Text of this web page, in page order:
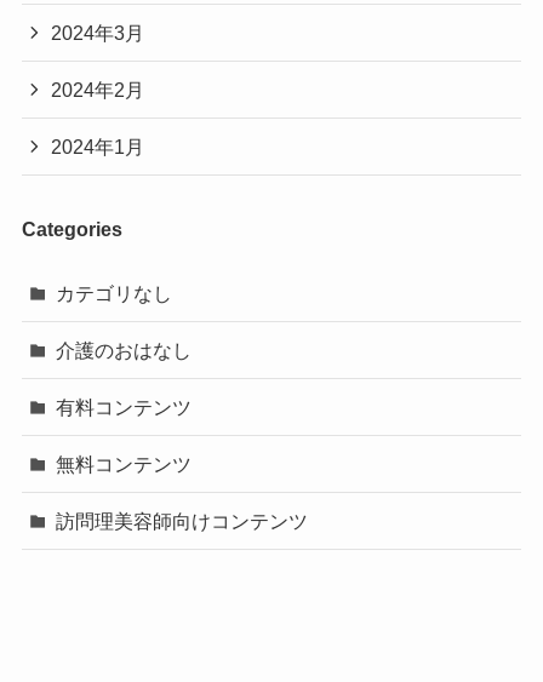
2024年3月
2024年2月
2024年1月
Categories
カテゴリなし
介護のおはなし
有料コンテンツ
無料コンテンツ
訪問理美容師向けコンテンツ